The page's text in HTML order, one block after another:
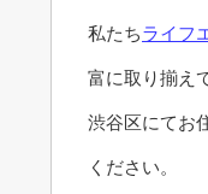
私たちライフ
富に取り揃え
渋谷区にてお
ください。